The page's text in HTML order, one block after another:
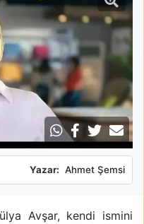
Yazar: Ahmet Şemsi
Avşar, kendi ismini